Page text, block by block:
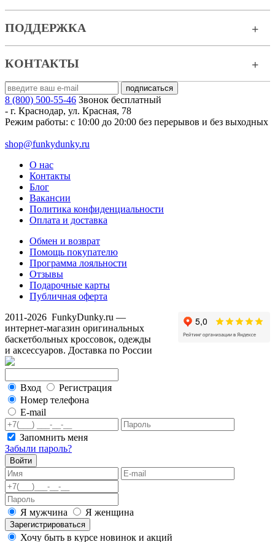
ПОДДЕРЖКА
КОНТАКТЫ
8 (800) 500-55-46 Звонок бесплатный
- г. Краснодар, ул. Красная, 78
Режим работы: с 10:00 до 20:00 без перерывов и без выходных
shop@funkydunky.ru
О нас
Контакты
Блог
Вакансии
Политика конфиденциальности
Оплата и доставка
Обмен и возврат
Помощь покупателю
Программа лояльности
Отзывы
Подарочные карты
Публичная оферта
2011-2026 FunkyDunky.ru —
интернет-магазин оригинальных
баскетбольных кроссовок, одежды
и аксессуаров. Доставка по России
Вход
Регистрация
Номер телефона
E-mail
Запомнить меня
Забыли пароль?
Войти
Я мужчина Я женщина
Зарегистрироваться
Хочу быть в курсе новинок и акций